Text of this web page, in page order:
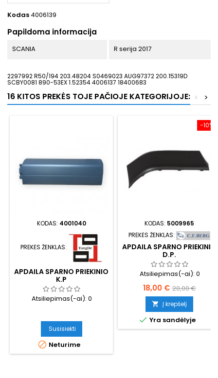
Kodas 4006139
Papildoma informacija
SCANIA R serija 2017
2297992 R50/194 203.48204 S0469023 AUG97372 200.15319D
SCBY0081 890-53EX 1.52354 4006137 18400683
16 KITOS PREKĖS TOJE PAČIOJE KATEGORIJOJE: >
<
KODAS: 4001040
PREKĖS ŽENKLAS:
APDAILA SPARNO PRIEKINIO
K.P
Atsiliepimas(-ai): 0
Susisiekti
 Neturime
−10%
KODAS: 5009965
PREKĖS ŽENKLAS:
APDAILA SPARNO PRIEKINIO
D.P.
Atsiliepimas(-ai): 0
Kaina
18,00 € Bazinė
kaina
20,00 €
 Į krepšelį
 Yra sandėlyje